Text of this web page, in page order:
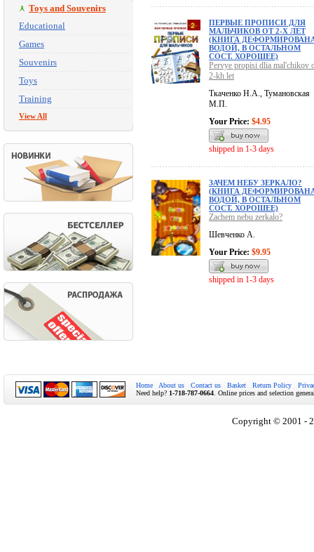
Toys and Souvenirs
Educational
Games
Souvenirs
Toys
Training
View All
ПЕРВЫЕ ПРОПИСИ ДЛЯ
МАЛЬЧИКОВ ОТ 2-Х ЛЕТ
(КНИГА
ВОДОЙ, В ОСТАЛЬНОМ
СОСТ. ХОРОШЕЕ)
Pervye propisi dlia mal'chikov
2-kh let
Ткаченко Н.А., Тумановская
М.П.
Your Price: $4.95
shipped in 1-3 days
ЗАЧЕМ НЕБУ ЗЕРКАЛО?
(КНИГА
ВОДОЙ, В ОСТАЛЬНОМ
СОСТ. ХОРОШЕЕ)
Zachem nebu zerkalo?
Шевченко А.
Your Price: $9.95
shipped in 1-3 days
Home About us Contact us Basket Return Policy
Need help? 1-718-787-0664 . Online prices and selection
Copyright © 2001 -